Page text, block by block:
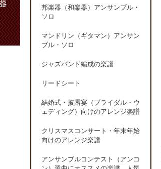
邦楽器（和楽器）アンサンブル・
ソロ
マンドリン（ギタマン）アンサン
ブル・ソロ
ジャズバンド編成の楽譜
リードシート
結婚式・披露宴（ブライダル・ウ
ェディング）向けのアレンジ楽譜
クリスマスコンサート・年末年始
向けのアレンジ楽譜
アンサンブルコンテスト（アンコ